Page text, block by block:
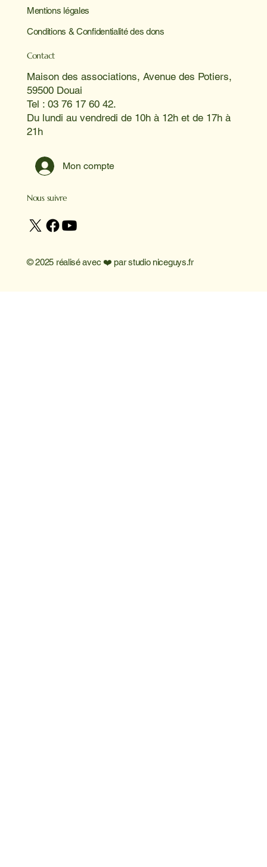
Mentions légales
Conditions & Confidentialité des dons
Contact
Maison des associations, Avenue des Potiers,
59500 Douai
Tel : 03 76 17 60 42.
Du lundi au vendredi de 10h à 12h et de 17h à
21h
Mon compte
Nous suivre
© 2025 réalisé avec ❤️ parstudio niceguys.fr